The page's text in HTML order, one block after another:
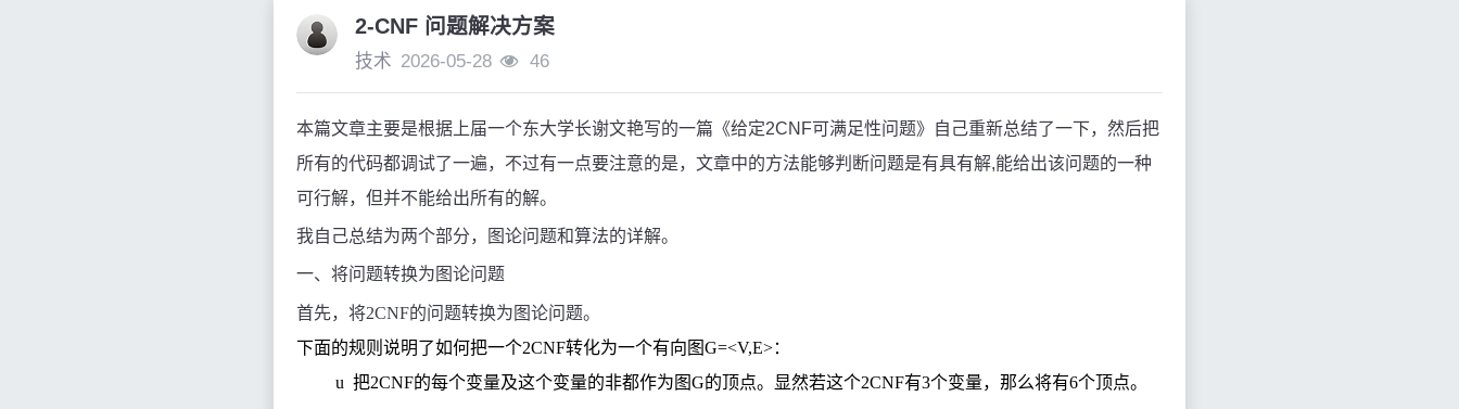
2-CNF 问题解决方案
技术 2026-05-28 46
本篇文章主要是根据上届一个东大学长谢文艳写的一篇《给定2CNF可满足性问题》自己重新总结了一下，然后把
所有的代码都调试了一遍，不过有一点要注意的是，文章中的方法能够判断问题是有具有解,能给出该问题的一种
可行解，但并不能给出所有的解。
我自己总结为两个部分，图论问题和算法的详解。
一、将问题转换为图论问题
首先，将2CNF的问题转换为图论问题。
下面的规则说明了如何把一个2CNF转化为一个有向图G=<V,E>：
u 把2CNF的每个变量及这个变量的非都作为图G的顶点。显然若这个2CNF有3个变量，那么将有6个顶点。